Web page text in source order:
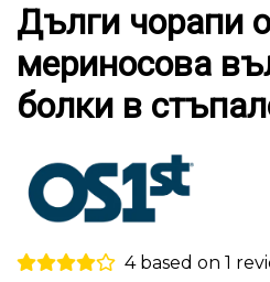
Дълги чорапи
мериносова
болки в
4 based on 1